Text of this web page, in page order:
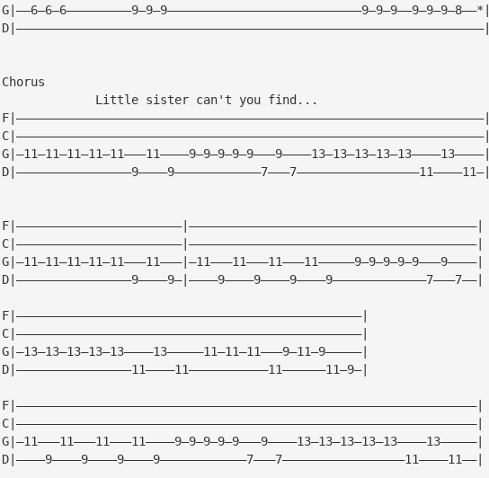
G|——6—6—6—————————9—9—9———————————————————————————9—9—9——9—9—9—8——*|
D|—————————————————————————————————————————————————————————————————|
Chorus
             Little sister can't you find...
F|—————————————————————————————————————————————————————————————————|
C|—————————————————————————————————————————————————————————————————|
G|—11—11—11—11—11———11————9—9—9—9—9———9————13—13—13—13—13————13————|
D|————————————————9————9————————————7———7—————————————————11————11—|
F|———————————————————————|————————————————————————————————————————|
C|———————————————————————|————————————————————————————————————————|
G|—11—11—11—11—11———11———|—11———11———11———11—————9—9—9—9—9———9————|
D|————————————————9————9—|————9————9————9————9—————————————7———7——|
F|————————————————————————————————————————————————|
C|————————————————————————————————————————————————|
G|—13—13—13—13—13————13—————11—11—11———9—11—9—————|
D|————————————————11————11———————————11——————11—9—|
F|————————————————————————————————————————————————————————————————|
C|————————————————————————————————————————————————————————————————|
G|—11———11———11———11————9—9—9—9—9———9————13—13—13—13—13————13—————|
D|————9————9————9————9————————————7———7—————————————————11————11——|